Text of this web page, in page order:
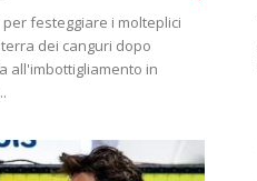
festeggiare i molteplici
dei canguri dopo
all'imbottigliamento in